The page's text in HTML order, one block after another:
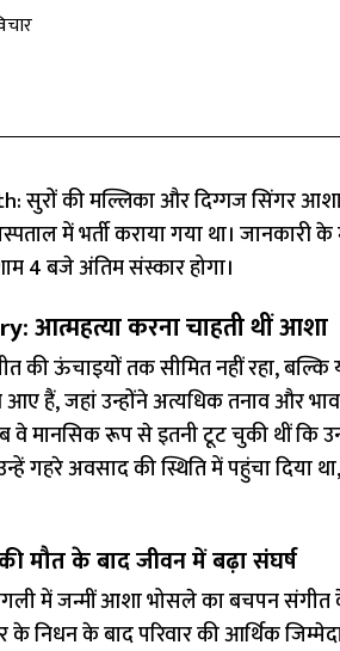
की मल्लिका और दिग्गज सिंगर आशा
में भर्ती कराया गया था।
4 बजे अंतिम संस्कार होगा।
आत्महत्या करना चाहती थीं आशा
ऊंचाइयों तक सीमित नहीं रहा, बल्कि
जहां उन्होंने अत्यधिक तनाव और
मानसिक रूप से इतनी टूट चुकी थीं कि
गहरे अवसाद की स्थिति में पहुंचा
मौत के बाद जीवन में बढ़ा संघर्ष
में जन्मीं आशा भोसले का बचपन
के निधन के बाद परिवार की आर्थिक